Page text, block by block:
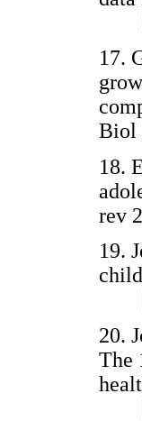
17.
18.
rev
19.
20.
The